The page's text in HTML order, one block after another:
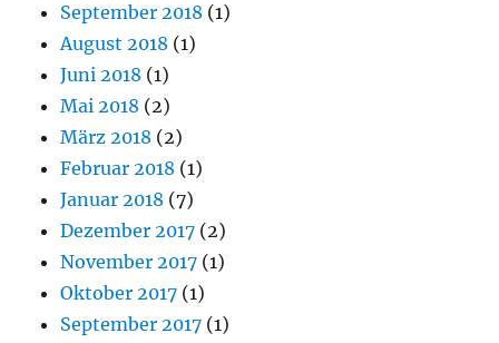
September 2018 (1)
August 2018 (1)
Juni 2018 (1)
Mai 2018 (2)
März 2018 (2)
Februar 2018 (1)
Januar 2018 (7)
Dezember 2017 (2)
November 2017 (1)
Oktober 2017 (1)
September 2017 (1)